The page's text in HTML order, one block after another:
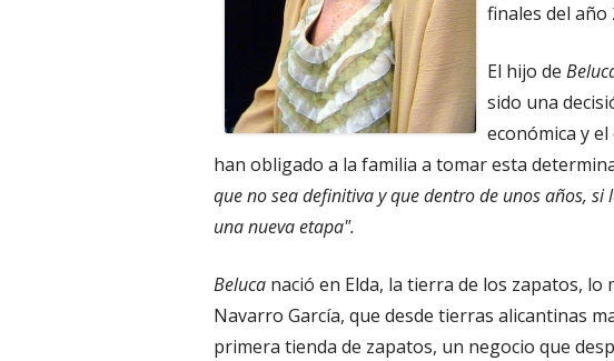
finales del año
El hijo de
sido una
económica y
han obligado a la familia a tomar esta
que no sea definitiva y que dentro de unos años,
una nueva etapa".
Beluca nació en Elda, la tierra de los zapatos,
Navarro García, que desde tierras alicantinas
primera tienda de zapatos, un negocio que